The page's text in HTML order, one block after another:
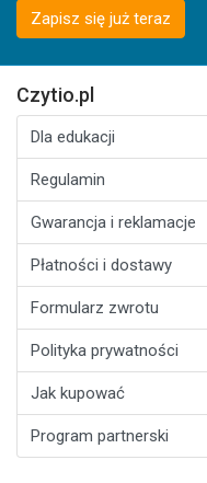
Zapisz się już teraz
Czytio.pl
Dla edukacji
Regulamin
Gwarancja i reklamacje
Płatności i dostawy
Formularz zwrotu
Polityka prywatności
Jak kupować
Program partnerski